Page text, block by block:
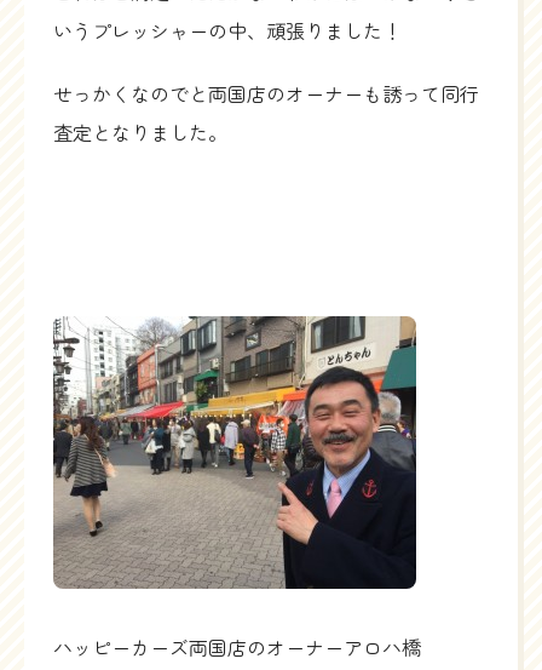
いうプレッシャーの中、頑張りました！
せっかくなのでと両国店のオーナーも誘って同行
査定となりました。
ハッピーカーズ両国店のオーナーアロハ橋